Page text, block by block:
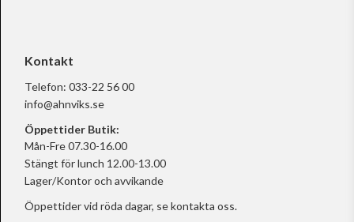
Kontakt
Telefon: 033-22 56 00
info@ahnviks.se
Öppettider Butik:
Mån-Fre 07.30-16.00
Stängt för lunch 12.00-13.00
Lager/Kontor och avvikande
Öppettider vid röda dagar, sekontakta oss.